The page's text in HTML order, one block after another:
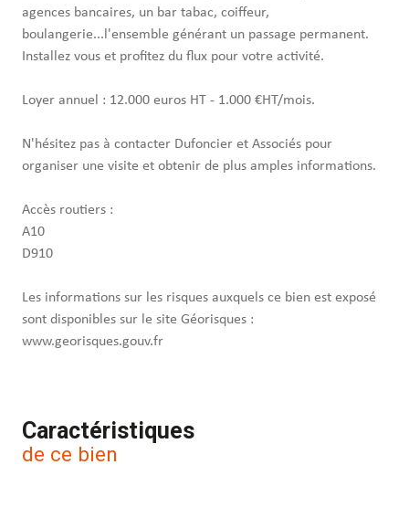
agences bancaires, un bar tabac, coiffeur,
boulangerie...l'ensemble générant un passage permanent.
Installez vous et profitez du flux pour votre activité.
Loyer annuel : 12.000 euros HT - 1.000 €HT/mois.
N'hésitez pas à contacter Dufoncier et Associés pour
organiser une visite et obtenir de plus amples informations.
Accès routiers :
A10
D910
Les informations sur les risques auxquels ce bien est exposé
sont disponibles sur le site Géorisques :
www.georisques.gouv.fr
Caractéristiques
de ce bien